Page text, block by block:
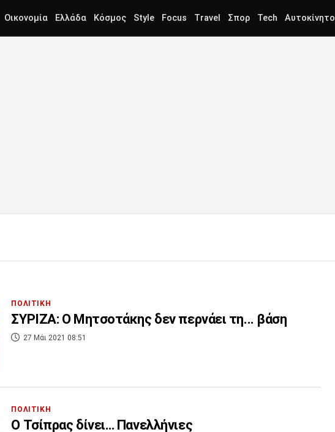
Οικονομία Ελλάδα Κόσμος Style Focus Travel Σπορ Tech Αυτοκίνητο
ΠΟΛΙΤΙΚΗ
ΣΥΡΙΖΑ: Ο Μητσοτάκης δεν περνάει τη... βάση
27 Μάι 2021 08:51
ΠΟΛΙΤΙΚΗ
Ο Τσίπρας δίνει… Πανελλήνιες